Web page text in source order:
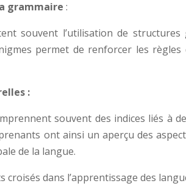
grammaire :
souvent l’utilisation de
permet de renforcer les
:
souvent des indices liés à
ont ainsi un aperçu des
de la langue.
croisés dans l’apprentissage des